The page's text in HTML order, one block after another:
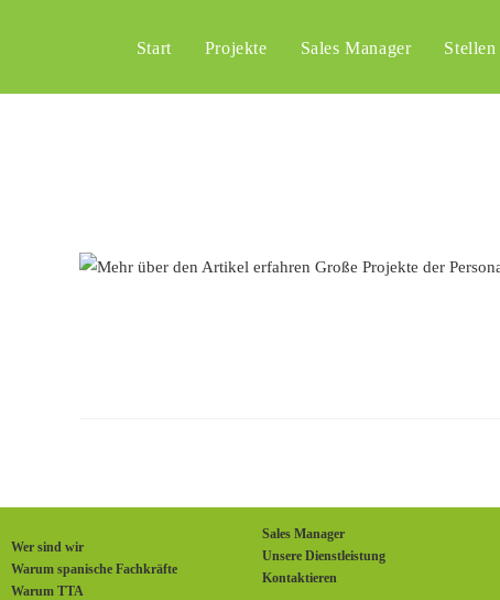
Start Projekte Sales Manager Stellen
Wer sind wir
Warum spanische Fachkräfte
Warum TTA
Sales Manager
Unsere Dienstleistung
Kontaktieren